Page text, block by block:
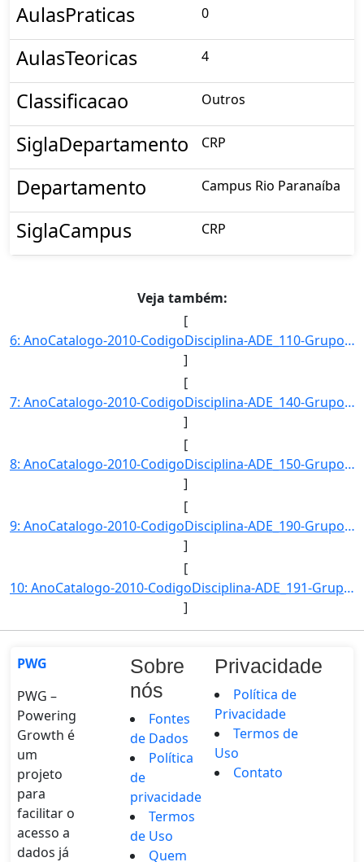
AulasPraticas 0
AulasTeoricas 4
Classificacao Outros
SiglaDepartamento CRP
Departamento Campus Rio Paranaíba
SiglaCampus CRP
Veja também:
[
6: AnoCatalogo-2010-CodigoDisciplina-ADE_110-GrupoDisciplina-ADE-Disciplina-Contabilidade_Geral-CargaHo]
]
[
7: AnoCatalogo-2010-CodigoDisciplina-ADE_140-GrupoDisciplina-ADE-Disciplina-Ambiente-_Estrutura_e_Admin]
]
[
8: AnoCatalogo-2010-CodigoDisciplina-ADE_150-GrupoDisciplina-ADE-Disciplina-Matematica_Financeira-Carga]
]
[
9: AnoCatalogo-2010-CodigoDisciplina-ADE_190-GrupoDisciplina-ADE-Disciplina-Introducao_a_Economia-Carga]
]
[
10: AnoCatalogo-2010-CodigoDisciplina-ADE_191-GrupoDisciplina-ADE-Disciplina-Microeconomia_I-CargaHorari]
]
PWG
PWG –
Powering
Growth é
um
projeto
para
facilitar o
acesso a
dados já
Sobre
nós
Fontes
de Dados
Política
de
privacidade
Termos
de Uso
Quem
Privacidade
Política de
Privacidade
Termos de
Uso
Contato